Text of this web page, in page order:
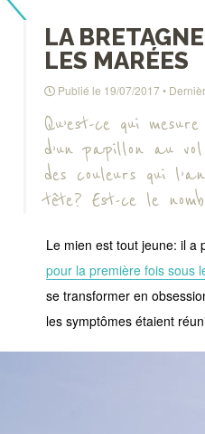
LA
LES MARÉES
Publié le 19/07/2017•
Qu’est-ce qui
d’un papillon au
des couleurs qui
tête? Est-ce le
Le mien est tout jeune: il a
pour la première fois sous
se transformer en
les symptômes étaient